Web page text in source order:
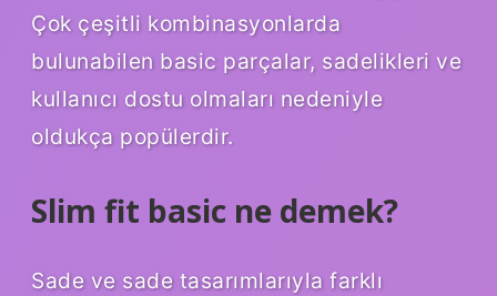
Çok çeşitli kombinasyonlarda
bulunabilen basic parçalar, sadelikleri ve
kullanıcı dostu olmaları nedeniyle
oldukça popülerdir.
Slim fit basic ne demek?
Sade ve sade tasarımlarıyla farklı